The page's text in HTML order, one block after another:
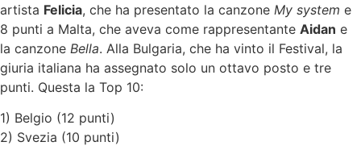
artista Felicia, che ha presentato la canzone My system e
8 punti a Malta, che aveva come rappresentante Aidan e
la canzone Bella. Alla Bulgaria, che ha vinto il Festival, la
giuria italiana ha assegnato solo un ottavo posto e tre
punti. Questa la Top 10:
1) Belgio (12 punti)
2) Svezia (10 punti)